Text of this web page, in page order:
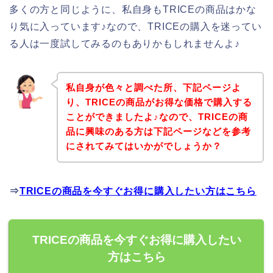
多くの方と同じように、私自身もTRICEの商品はかな
り気に入っています♪なので、TRICEの購入を迷ってい
る人は一度試してみるのもありかもしれませんよ♪
私自身が色々と調べた所、下記ページよ
り、TRICEの商品がお得な価格で購入する
ことができましたよ♪なので、TRICEの商
品に興味のある方は下記ページなどを参考
にされてみてはいかがでしょうか？
⇒TRICEの商品を今すぐお得に購入したい方はこちら
TRICEの商品を今すぐお得に購入したい
方はこちら